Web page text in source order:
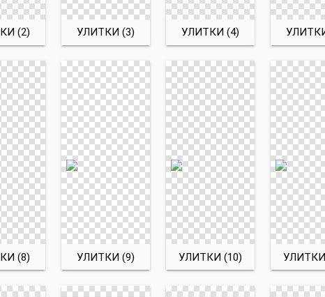
(2) УЛИТКИ (3) УЛИТКИ (4)
(8) УЛИТКИ (9) УЛИТКИ (10) УЛИТКИ